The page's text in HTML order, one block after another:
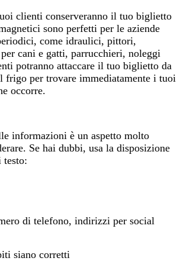
clienti conserveranno il tuo biglietto
sono perfetti per le aziende
come idraulici, pittori,
cani e gatti, parrucchieri, noleggi
potranno attaccare il tuo biglietto da
frigo per trovare immediatamente i tuoi
occorre.
informazioni è un aspetto molto
Se hai dubbi, usa la disposizione
testo:
di telefono, indirizzi per social
siano corretti